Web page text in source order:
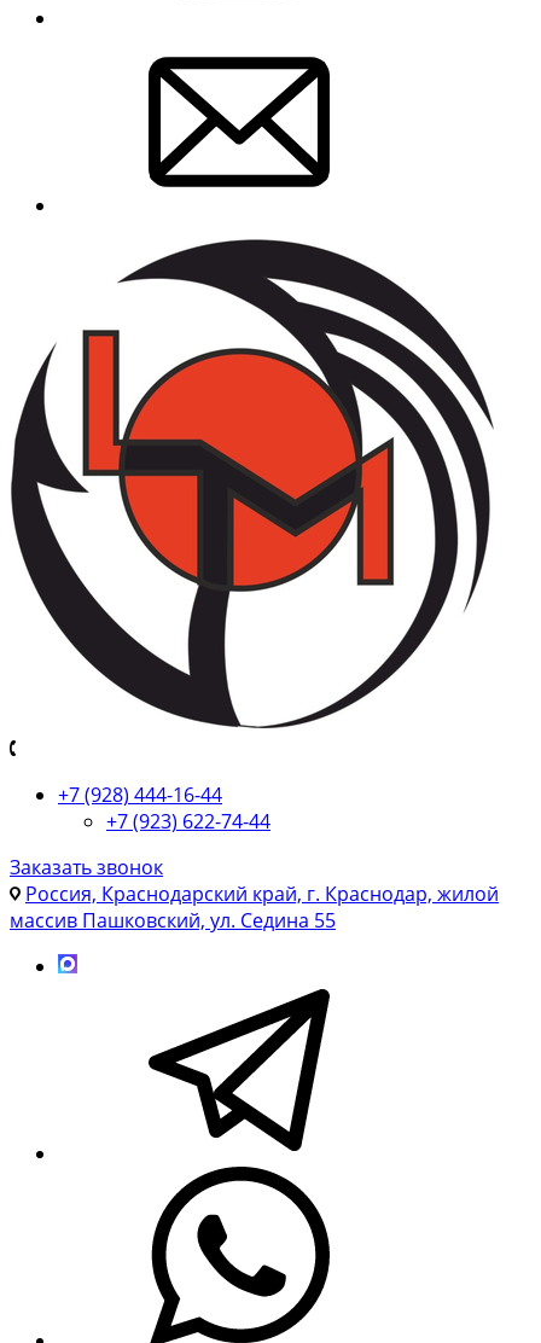
+7 (928) 444-16-44
+7 (923) 622-74-44
Заказать звонок
Россия, Краснодарский край, г. Краснодар, жилой
массив Пашковский, ул. Седина 55